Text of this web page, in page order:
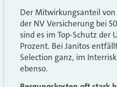
Der Mitwirkungsanteil
der NV Versicherung bei
sind es im Top-Schutz der
Prozent. Bei Janitos
Selection ganz, im
ebenso.